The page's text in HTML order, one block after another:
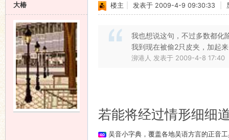
大椿 楼主 发表于 2009-4-9 09:30:33
我也想说这句，不过多数都化
我到现在被偷2只皮夹，加起
泖港人 发表于 2009-4-8 17:40
若能将经过情形细细
吴音小字典，覆盖各地吴语方言的正音